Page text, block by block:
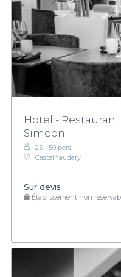
Hotel -
Simeon
25 - 50 pers.
Castelnaudary
Sur devis
Établissement non